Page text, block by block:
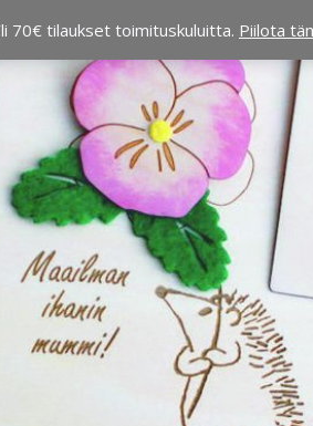
70€ tilaukset toimituskuluitta. Piilota